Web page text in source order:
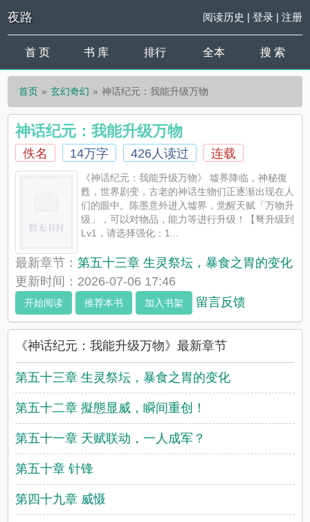
夜路 阅读历史 | 登录| 注册
首 页 书 库 排行 全本 搜 索
首页 玄幻奇幻 神话纪元：我能升级万物
神话纪元：我能升级万物
佚名 14万字 426人读过 连载
《神话纪元：我能升级万物》 墟界降临，神秘復
甦，世界剧变，古老的神话生物们正逐渐出现在人
们的眼中。陈墨意外进入墟界，觉醒天赋「万物升
级」，可以对物品，能力等进行升级！【弩升级到
Lv1，请选择强化：1...
最新章节：第五十三章 生灵祭坛，暴食之胃的变化
更新时间：2026-07-06 17:46
开始阅读 推荐本书 加入书架 留言反馈
《神话纪元：我能升级万物》最新章节
第五十三章 生灵祭坛，暴食之胃的变化
第五十二章 擬態显威，瞬间重创！
第五十一章 天赋联动，一人成军？
第五十章 针锋
第四十九章 威慑